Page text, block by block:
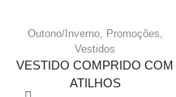
Outono/Inverno, Promoções,
Vestidos
VESTIDO COMPRIDO COM
ATILHOS